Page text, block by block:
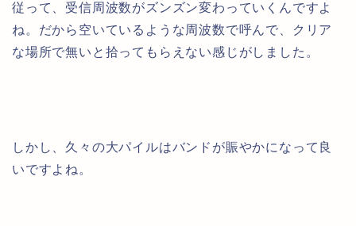
従って、受信周波数がズンズン変わっていくんですよ
ね。だから空いているような周波数で呼んで、クリア
な場所で無いと拾ってもらえない感じがしました。
しかし、久々の大パイルはバンドが賑やかになって良
いですよね。